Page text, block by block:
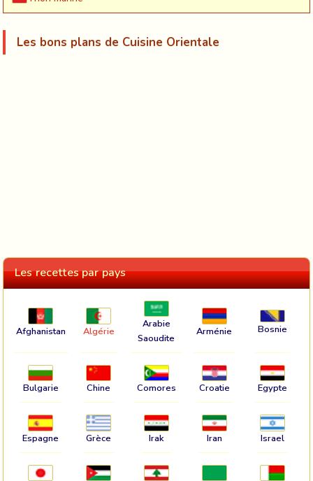
Les bons plans de Cuisine Orientale
Les recettes par pays
Afghanistan Algérie
Arabie
Saoudite
Arménie Bosnie
Bulgarie Chine Comores Croatie Egypte
Espagne Grèce Irak Iran Israel